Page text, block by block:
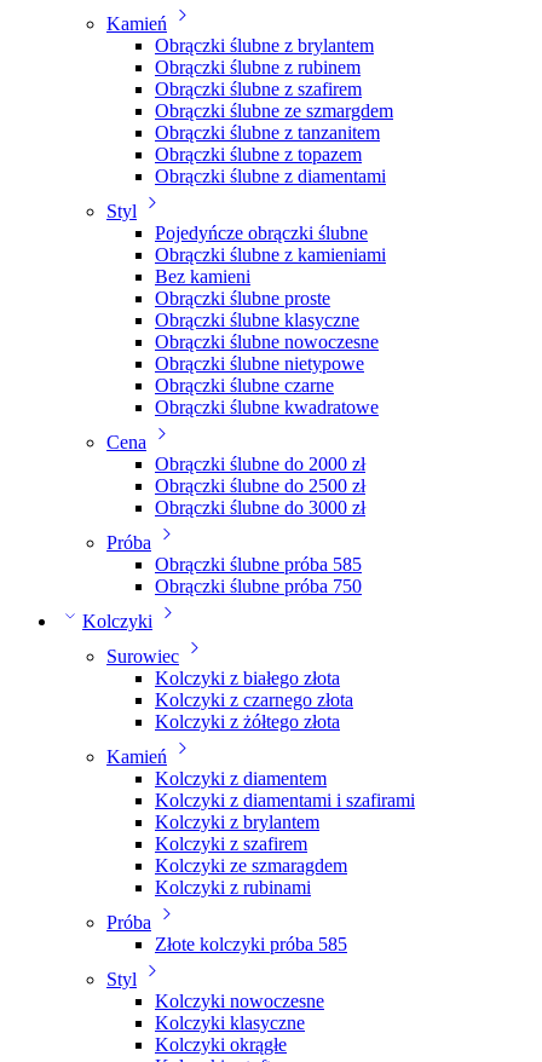
Kamień
Obrączki ślubne z brylantem
Obrączki ślubne z rubinem
Obrączki ślubne z szafirem
Obrączki ślubne ze szmargdem
Obrączki ślubne z tanzanitem
Obrączki ślubne z topazem
Obrączki ślubne z diamentami
Styl
Pojedyńcze obrączki ślubne
Obrączki ślubne z kamieniami
Bez kamieni
Obrączki ślubne proste
Obrączki ślubne klasyczne
Obrączki ślubne nowoczesne
Obrączki ślubne nietypowe
Obrączki ślubne czarne
Obrączki ślubne kwadratowe
Cena
Obrączki ślubne do 2000 zł
Obrączki ślubne do 2500 zł
Obrączki ślubne do 3000 zł
Próba
Obrączki ślubne próba 585
Obrączki ślubne próba 750
Kolczyki
Surowiec
Kolczyki z białego złota
Kolczyki z czarnego złota
Kolczyki z żółtego złota
Kamień
Kolczyki z diamentem
Kolczyki z diamentami i szafirami
Kolczyki z brylantem
Kolczyki z szafirem
Kolczyki ze szmaragdem
Kolczyki z rubinami
Próba
Złote kolczyki próba 585
Styl
Kolczyki nowoczesne
Kolczyki klasyczne
Kolczyki okrągłe